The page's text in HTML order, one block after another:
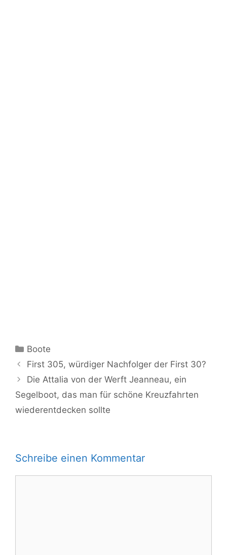
Kategorien
Boote
First 305, würdiger Nachfolger der First 30?
Die Attalia von der Werft Jeanneau, ein
Segelboot, das man für schöne Kreuzfahrten
wiederentdecken sollte
Schreibe einen Kommentar